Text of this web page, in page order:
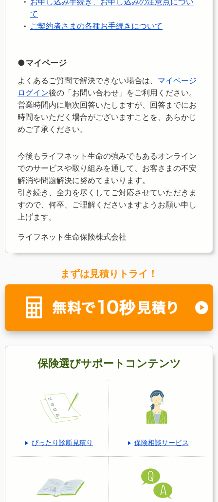
て
ご契約者さまの各種お手続きについて
●マイページ
よくあるご質問で解決できない場合は、 マイページ
ログイン後の「お問い合わせ」をご利用ください。
営業時間内に順次回答いたしますが、回答までにお
時間をいただく場合がございますことを、あらかじ
めご了承ください。
今後もライフネット生命の強みでもあるオンライン
でのサービスや取り組みを通して、お客さまの不安
解消や問題解決に努めてまいります。
引き続き、全力を尽くしてご対応させていただきま
すので、何卒、ご理解くださいますようお願い申し
上げます。
ライフネット生命保険株式会社
まずは見積りトライ！
保険選びサポートコンテンツ
ぴったり診断見積り 保険相談サービス